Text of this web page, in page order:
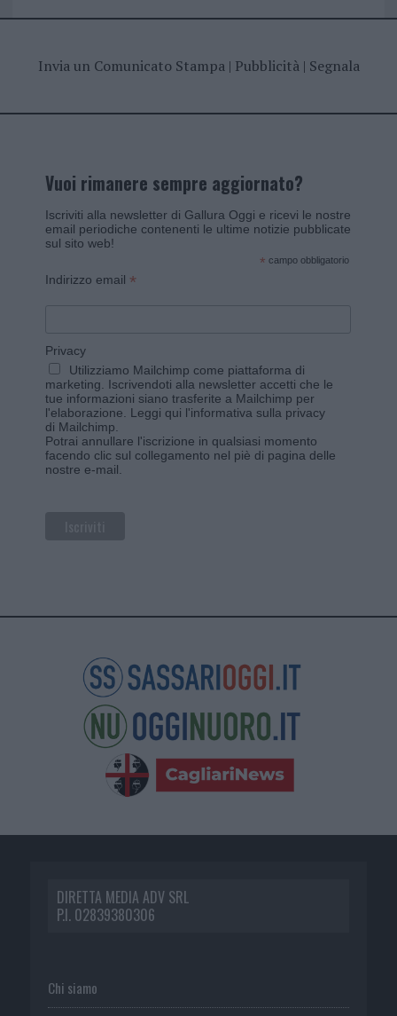
Invia un Comunicato Stampa| Pubblicità| Segnala
Vuoi rimanere sempre aggiornato?
Iscriviti alla newsletter di Gallura Oggi e ricevi le nostre
email periodiche contenenti le ultime notizie pubblicate
sul sito web!
* campo obbligatorio
Indirizzo email *
Privacy
Utilizziamo Mailchimp come piattaforma di
marketing. Iscrivendoti alla newsletter accetti che le
tue informazioni siano trasferite a Mailchimp per
l'elaborazione. Leggi qui l'informativa sulla privacy
di Mailchimp
Potrai annullare l'iscrizione in qualsiasi momento
facendo clic sul collegamento nel piè di pagina delle
nostre e-mail.
DIRETTA MEDIA ADV SRL
P.I. 02839380306
Chi siamo